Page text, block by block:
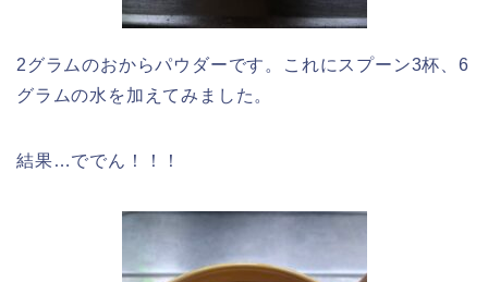
2グラムのおからパウダーです。これにスプーン3杯、6
グラムの水を加えてみました。
結果…ででん！！！